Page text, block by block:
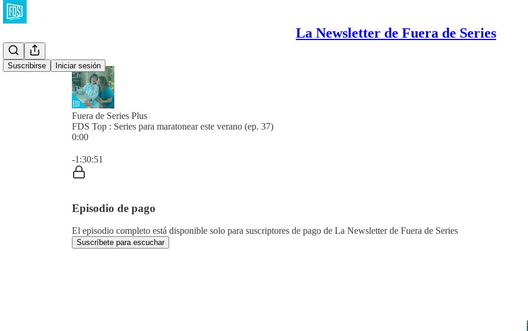
La Newsletter de Fuera de Series
Suscribirse Iniciar sesión
Fuera de Series Plus
FDS Top : Series para maratonear este verano (ep. 37)
0:00
-1:30:51
Episodio de pago
El episodio completo está disponible solo para suscriptores de pago de La Newsletter de Fuera de Series
Suscríbete para escuchar